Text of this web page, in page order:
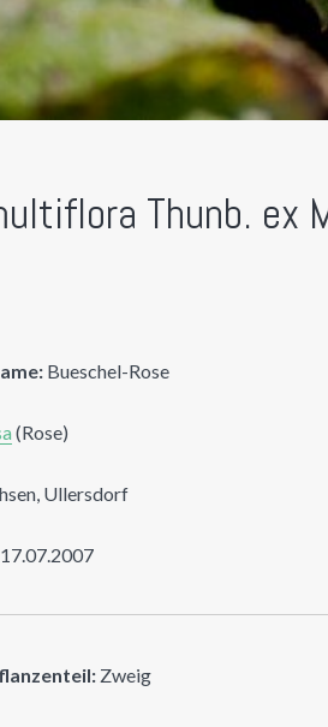
Thunb. ex
Bueschel-Rose
(Rose)
Ullersdorf
17.07.2007
Zweig